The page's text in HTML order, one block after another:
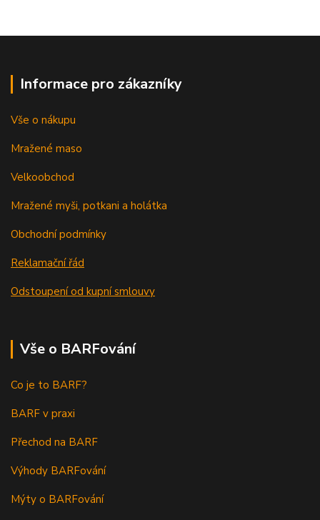
Informace pro zákazníky
Vše o nákupu
Mražené maso
Velkoobchod
Mražené myši, potkani a holátka
Obchodní podmínky
Reklamační řád
Odstoupení od kupní smlouvy
Vše o BARFování
Co je to BARF?
BARF v praxi
Přechod na BARF
Výhody BARFování
Mýty o BARFování